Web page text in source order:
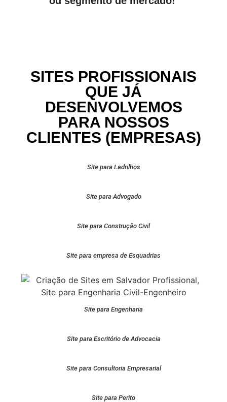
SITES PROFISSIONAIS
QUE JÁ
DESENVOLVEMOS
PARA NOSSOS
CLIENTES (EMPRESAS)
Site para Ladrilhos
Site para Advogado
Site para Construção Civil
Site para empresa de Esquadrias
Site para Engenharia
Site para Escritório de Advocacia
Site para Consultoria Empresarial
Site para Perito